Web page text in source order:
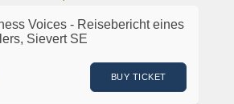
Voices - Reisebericht eines
Sievert SE
BUY TICKET